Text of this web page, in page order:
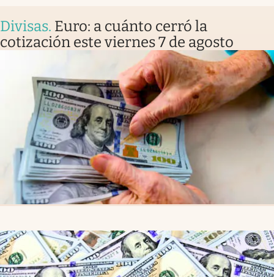
Divisas. Euro: a cuánto cerró la
cotización este viernes 7 de agosto